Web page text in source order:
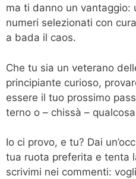
ma ti danno un vantaggio:
numeri selezionati con
a bada il caos.
Che tu sia un veterano
principiante curioso,
essere il tuo prossimo
terno o – chissà –
Io ci provo, e tu? Dai
tua ruota preferita e tenta
scrivimi nei commenti: